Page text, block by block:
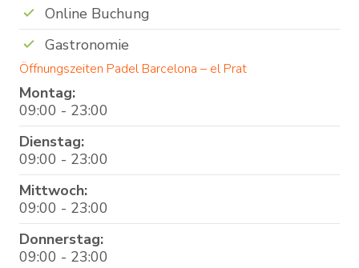
Online Buchung
Gastronomie
Öffnungszeiten Padel Barcelona – el Prat
Montag:
09:00 - 23:00
Dienstag:
09:00 - 23:00
Mittwoch:
09:00 - 23:00
Donnerstag:
09:00 - 23:00